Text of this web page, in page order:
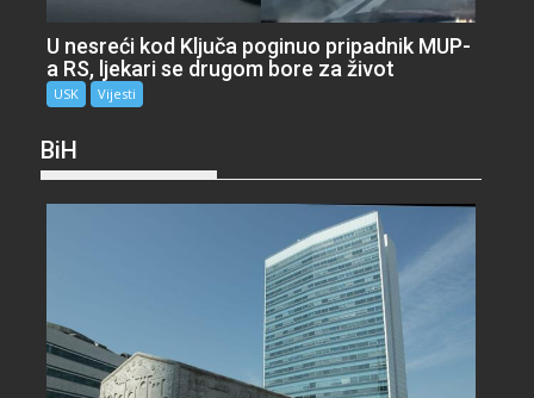
U nesreći kod Ključa poginuo pripadnik MUP-
a RS, ljekari se drugom bore za život
USK Vijesti
BiH